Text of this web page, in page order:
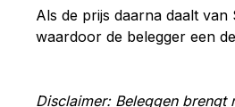
Als de prijs daarna daalt van
waardoor de belegger een
Disclaimer: Beleggen brengt